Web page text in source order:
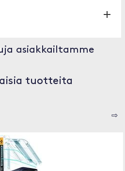
asiakkailtamme
tuotteita
⇨